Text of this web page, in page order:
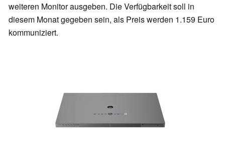
weiteren Monitor ausgeben. Die Verfügbarkeit soll in
diesem Monat gegeben sein, als Preis werden 1.159 Euro
kommuniziert.